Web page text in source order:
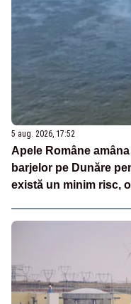
5 aug. 2026, 17:52
Apele Române
barjelor pe Dunăre
există un minim risc,